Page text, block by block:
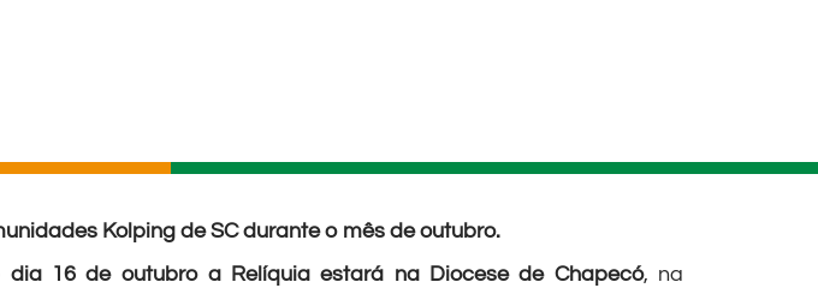
Kolping de SC durante o mês de outubro.
16 de outubro a Relíquia estará na Diocese de Chapecó, na